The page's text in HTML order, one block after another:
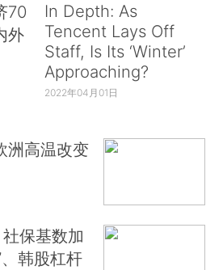
70
外
In Depth: As
Tencent Lays Off
Staff, Is Its ‘Winter’
Approaching?
2022年04月01日
洲高温改变
保基数加
韩股杠杆